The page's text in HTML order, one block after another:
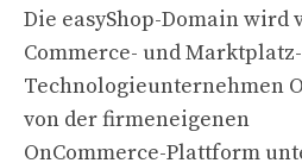
Die easyShop-Domain wird
Commerce- und Marktplatz-
Technologieunternehmen
von der firmeneigenen
OnCommerce-Plattform